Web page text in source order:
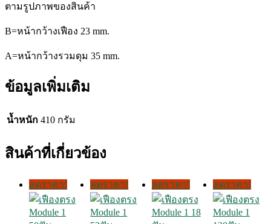
ตามรูปภาพของสินค้า
B=หน้ากว้างเฟือง 23 mm.
A=หน้ากว้างรวมดุม 35 mm.
ข้อมูลเพิ่มเติม
น้ำหนัก 410 กรัม
สินค้าที่เกี่ยวข้อง
ลดราคา! ลดราคา! ลดราคา! ลดราคา!